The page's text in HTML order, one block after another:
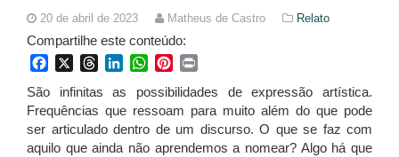
20 de abril de 2023 Matheus de Castro Relato
Compartilhe este conteúdo:
FacebookThreadsLinkedInWhatsApp
Pinterest
São infinitas as possibilidades de expressão artística.
Frequências que ressoam para muito além do que pode
ser articulado dentro de um discurso. O que se faz com
aquilo que ainda não aprendemos a nomear? Algo há que